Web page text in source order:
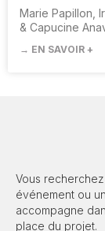
Marie Papillon,
& Capucine
→ EN SAVOIR +
Vous
événement ou
accompagne
place du projet.